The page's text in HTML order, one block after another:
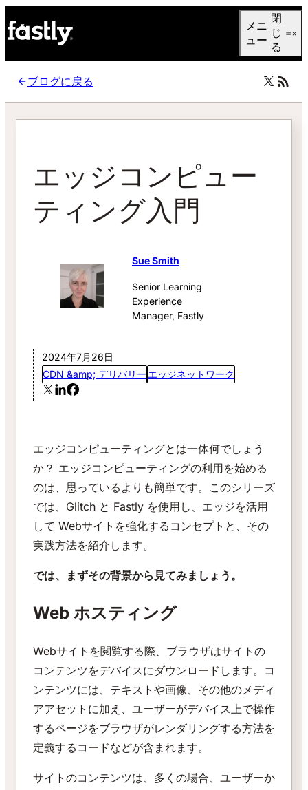
メニ
ュー
閉
じ
る
ブログに戻る
エッジコンピュー
ティング入門
Sue Smith
Senior Learning
Experience
Manager, Fastly
2024年7月26日
CDN &amp; デリバリー エッジネットワーク
エッジコンピューティングとは一体何でしょう
か？ エッジコンピューティングの利用を始める
のは、思っているよりも簡単です。このシリーズ
では、Glitch と Fastly を使用し、エッジを活用
して Webサイトを強化するコンセプトと、その
実践方法を紹介します。
では、まずその背景から見てみましょう。
Web ホスティング
Webサイトを閲覧する際、ブラウザはサイトの
コンテンツをデバイスにダウンロードします。コ
ンテンツには、テキストや画像、その他のメディ
アアセットに加え、ユーザーがデバイス上で操作
するページをブラウザがレンダリングする方法を
定義するコードなどが含まれます。
サイトのコンテンツは、多くの場合、ユーザーか